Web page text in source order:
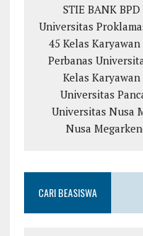
STIE BANK
Universitas
45 Kelas Karyawan
Perbanas
Kelas Karyawan
Universitas
Universitas Nusa
Nusa
CARI BEASISWA